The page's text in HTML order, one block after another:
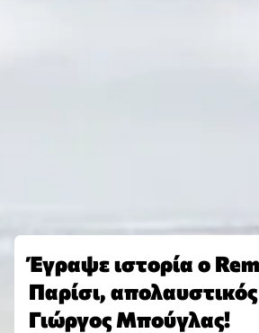
Έγραψε ιστορία ο
Παρίσι,
Γιώργος Μπούγλας!